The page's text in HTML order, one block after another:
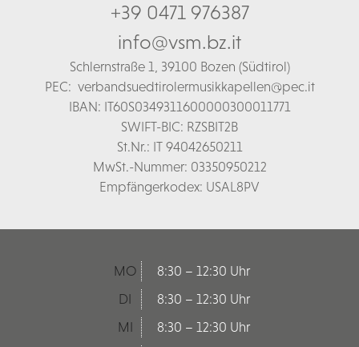
+39 0471 976387
info@vsm.bz.it
Schlernstraße 1, 39100 Bozen (Südtirol)
PEC: verbandsuedtirolermusikkapellen@pec.it
IBAN: IT60S0349311600000300011771
SWIFT-BIC: RZSBIT2B
St.Nr.: IT 94042650211
MwSt.-Nummer: 03350950212
Empfängerkodex: USAL8PV
MO
8:30 – 12:30 Uhr
DI
8:30 – 12:30 Uhr
MI
8:30 – 12:30 Uhr